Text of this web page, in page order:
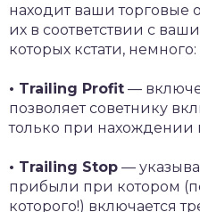
находит ваши торговые
их в соответствии с
которых кстати, немного:
• Trailing Profit —
позволяет советнику
только при
• Trailing Stop —
прибыли при котором
которого!) включается